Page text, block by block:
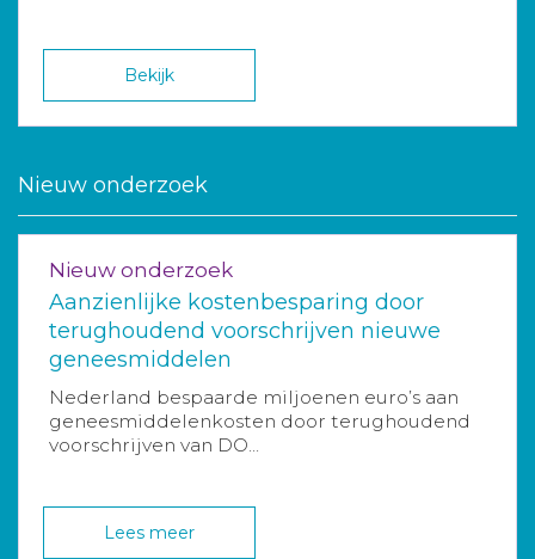
Bekijk
Nieuw onderzoek
Nieuw onderzoek
Aanzienlijke kostenbesparing door
terughoudend voorschrijven nieuwe
geneesmiddelen
Nederland bespaarde miljoenen euro’s aan
geneesmiddelenkosten door terughoudend
voorschrijven van DO...
Lees meer